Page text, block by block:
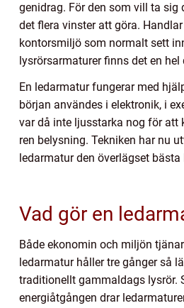
genidrag. För den som vill ta sig
det flera vinster att göra.
kontorsmiljö som normalt sett
lysrörsarmaturer finns det en
En ledarmatur fungerar med
början användes i elektronik, i
var då inte ljusstarka nog för att
ren belysning. Tekniken har nu
ledarmatur den överlägset
Vad gör en
Både ekonomin och miljön
ledarmatur håller tre gånger så
traditionellt gammaldags lysrör.
energiåtgången drar